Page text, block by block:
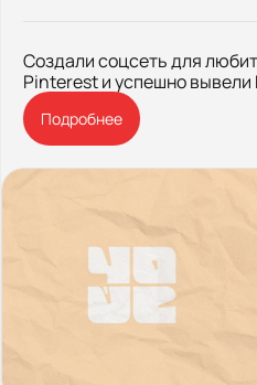
Создали соцсеть для
Pinterest и успешно вывели
Подробнее